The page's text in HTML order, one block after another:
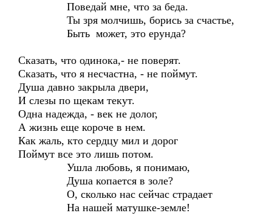
Поведай мне, что за беда.
Ты зря молчишь, борись за счастье,
Быть может, это ерунда?
Сказать, что одинока,- не поверят.
Сказать, что я несчастна, - не поймут.
Душа давно закрыла двери,
И слезы по щекам текут.
Одна надежда, - век не долог,
А жизнь еще короче в нем.
Как жаль, кто сердцу мил и дорог
Поймут все это лишь потом.
Ушла любовь, я понимаю,
Душа копается в золе?
О, сколько нас сейчас страдает
На нашей матушке-земле!